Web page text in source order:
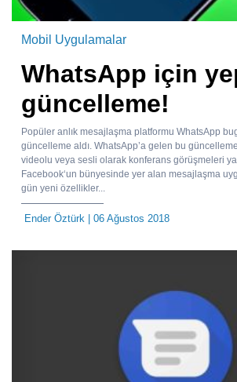
Mobil Uygulamalar
WhatsApp için
güncelleme!
Popüler anlık mesajlaşma platformu WhatsApp
güncelleme aldı. WhatsApp’a gelen bu
videolu veya sesli olarak konferans görüşmeleri
Facebook‘un bünyesinde yer alan mesajlaşma
gün yeni özellikler...
Ender Öztürk | 06 Ağustos 2018